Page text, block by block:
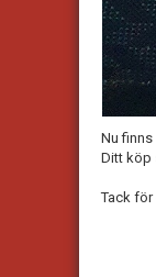
Nu
Ditt köp
Tack för